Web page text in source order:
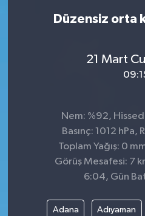
Düzensiz orta
21 Mart
Nem: %92,
Basınç: 1012 hPa,
Toplam Yağış: 0
Görüş Mesafesi: 7
6:04, Gün
Adana Adıyaman